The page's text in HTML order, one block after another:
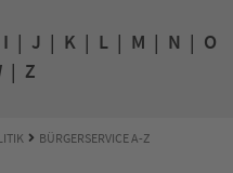
I | J | K | L | M | N | O
| Z
BÜRGERSERVICE A-Z